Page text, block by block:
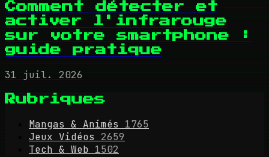
Comment détecter et
activer l'infrarouge
sur votre smartphone :
guide pratique
31 juil. 2026
Rubriques
Mangas & Animés
1765
Jeux Vidéos
2659
Tech & Web 1502